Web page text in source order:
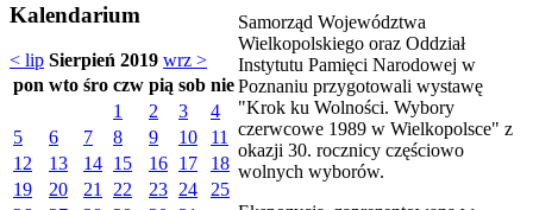
Kalendarium
< lip Sierpień 2019 wrz >
pon wto śro czw pią sob nie
1
2 3
4
5
6 7 8 9 10
11
12
13 14 15 16 17
18
19
20 21 22 23 24
25
Samorząd Województwa
Wielkopolskiego oraz Oddział
Instytutu Pamięci Narodowej w
Poznaniu przygotowali wystawę
"Krok ku Wolności. Wybory
czerwcowe 1989 w Wielkopolsce" z
okazji 30. rocznicy częściowo
wolnych wyborów.